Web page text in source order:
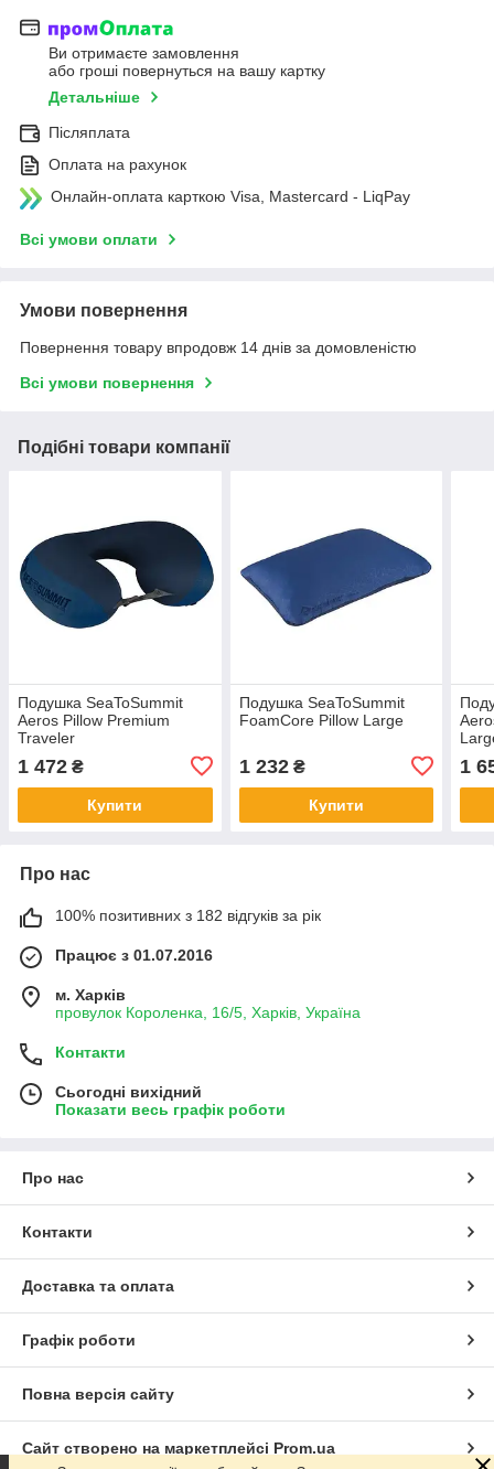
Ви отримаєте замовлення
або гроші повернуться на вашу картку
Детальніше
Післяплата
Оплата на рахунок
Онлайн-оплата карткою Visa, Mastercard - LiqPay
Всі умови оплати
Умови повернення
Повернення товару впродовж 14 днів за домовленістю
Всі умови повернення
Подібні товари компанії
Подушка SeaToSummit
Aeros Pillow Premium
Traveler
1 472 ₴
Купити
Подушка SeaToSummit
FoamCore Pillow Large
1 232₴
Купити
1
Про нас
100% позитивних з 182 відгуків за рік
Працює з 01.07.2016
м. Харків
провулок Короленка, 16/5, Харків, Україна
Контакти
Сьогодні вихідний
Показати весь графік роботи
Про нас
Контакти
Доставка та оплата
Графік роботи
Повна версія сайту
Сайт створено на маркетплейсі Prom.ua